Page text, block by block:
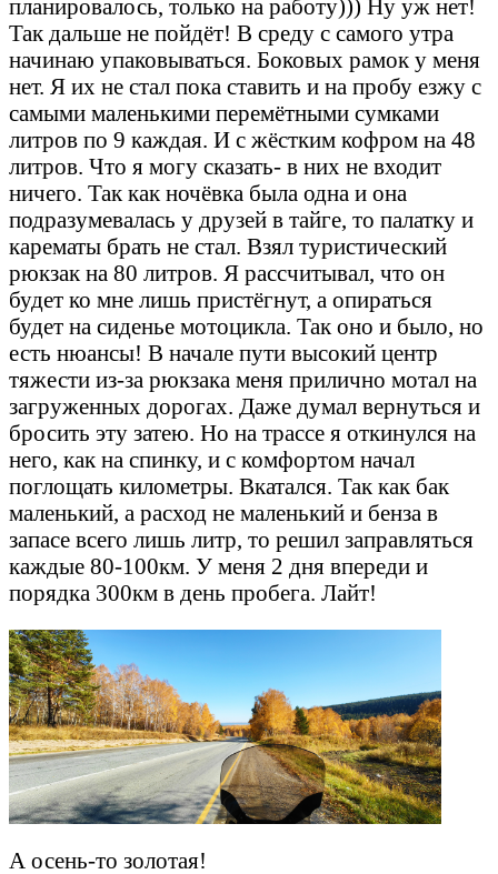
планировалось, только на работу))) Ну уж нет!
Так дальше не пойдёт! В среду с самого утра
начинаю упаковываться. Боковых рамок у меня
нет. Я их не стал пока ставить и на пробу езжу с
самыми маленькими перемётными сумками
литров по 9 каждая. И с жёстким кофром на 48
литров. Что я могу сказать- в них не входит
ничего. Так как ночёвка была одна и она
подразумевалась у друзей в тайге, то палатку и
карематы брать не стал. Взял туристический
рюкзак на 80 литров. Я рассчитывал, что он
будет ко мне лишь пристёгнут, а опираться
будет на сиденье мотоцикла. Так оно и было, но
есть нюансы! В начале пути высокий центр
тяжести из-за рюкзака меня прилично мотал на
загруженных дорогах. Даже думал вернуться и
бросить эту затею. Но на трассе я откинулся на
него, как на спинку, и с комфортом начал
поглощать километры. Вкатался. Так как бак
маленький, а расход не маленький и бенза в
запасе всего лишь литр, то решил заправляться
каждые 80-100км. У меня 2 дня впереди и
порядка 300км в день пробега. Лайт!
А осень-то золотая!